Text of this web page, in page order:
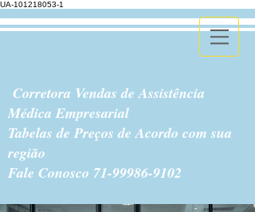
UA-101218053-1
Corretora Vendas de Assistência
Médica Empresarial
Tabelas de Preços de Acordo com sua
região
Fale Conosco 71-99986-9102